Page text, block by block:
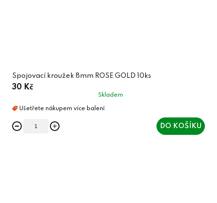
Spojovací kroužek 8mm ROSE GOLD 10ks
30 Kč
Skladem
DO KOŠÍKU